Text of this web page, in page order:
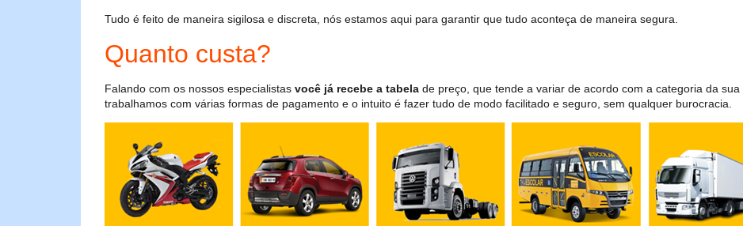
Tudo é feito de maneira sigilosa e discreta, nós estamos aqui para garantir que tudo aconteça de maneira segura.
Quanto custa?
Falando com os nossos especialistas você já recebe a tabela de preço, que tende a variar de acordo com a categoria da
trabalhamos com várias formas de pagamento e o intuito é fazer tudo de modo facilitado e seguro, sem qualquer burocracia.